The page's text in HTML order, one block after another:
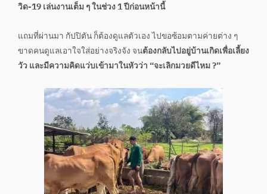
วิด-19 เล่นงานเต็ม ๆ ในช่วง 1 ปีก่อนหน้านี้
แถมที่ผ่านมา กัปปิตัน ก็ต้องดูแลตัวเอง ไปขอซ้อมตามค่ายต่าง ๆ
ขาดคนดูแลเอาใจใส่อย่างจริงจัง จนต้องกลับไปอยู่บ้านเกิดเพื่อเลี้ยง
วัว และมีความคิดแว่บเข้ามาในหัวว่า “จะเลิกมวยดีไหม ?”